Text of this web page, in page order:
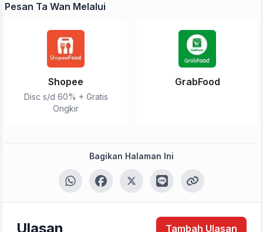
Pesan Ta Wan Melalui
Shopee
Disc s/d 60% + Gratis
Ongkir
GrabFood
Bagikan Halaman Ini
Ulasan Tambah Ulasan